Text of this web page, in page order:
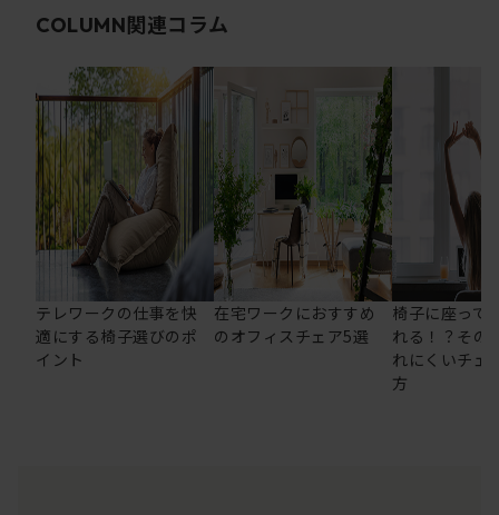
COLUMN関連コラム
テレワークの仕事を快
適にする椅子選びのポ
イント
在宅ワークにおすすめ
のオフィスチェア5選
椅子に座って
れる！？その
れにくいチェ
方